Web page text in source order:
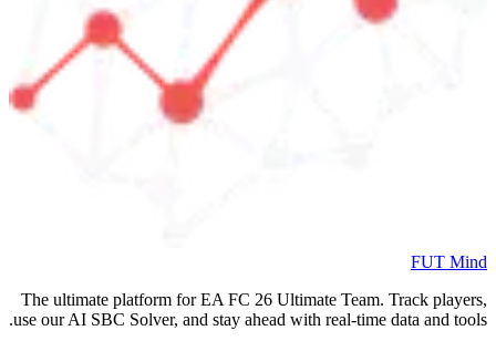
FUT Mind
The ultimate platform for EA FC 26 Ultimate Team. Track players,
use our AI SBC Solver, and stay ahead with real-time data and tools.